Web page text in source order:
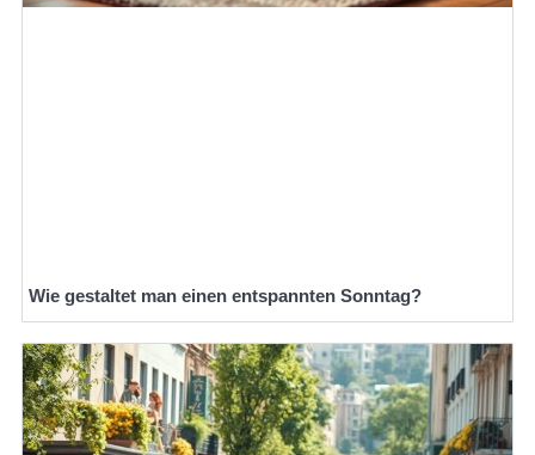
Wie gestaltet man einen entspannten Sonntag?